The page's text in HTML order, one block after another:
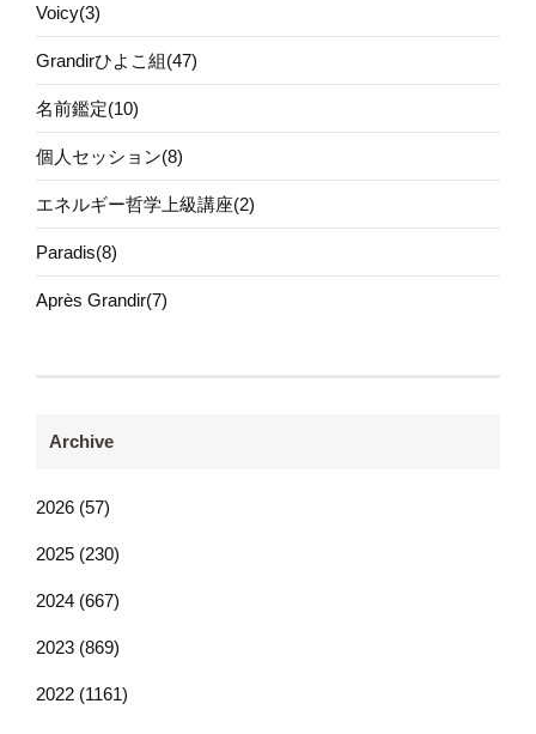
Voicy(3)
Grandirひよこ組(47)
名前鑑定(10)
個人セッション(8)
エネルギー哲学上級講座(2)
Paradis(8)
Après Grandir(7)
Archive
2026 (57)
2025 (230)
2024 (667)
2023 (869)
2022 (1161)